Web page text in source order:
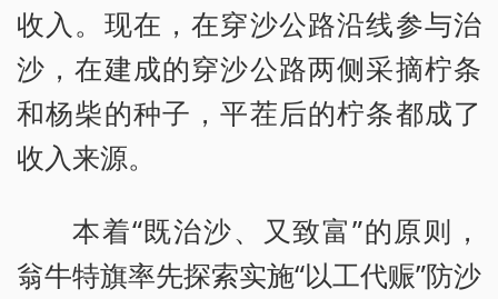
收入。现在，在穿沙公路沿线参与治
沙，在建成的穿沙公路两侧采摘柠条
和杨柴的种子，平茬后的柠条都成了
收入来源。
本着“既治沙、又致富”的原则，
翁牛特旗率先探索实施“以工代赈”防沙